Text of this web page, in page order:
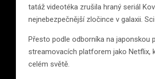
tatáž videotéka zrušila hraný seriál
nejnebezpečnější zločince v galaxii.
Přesto podle odborníka na japonskou
streamovacích platforem jako Netflix,
celém světě.